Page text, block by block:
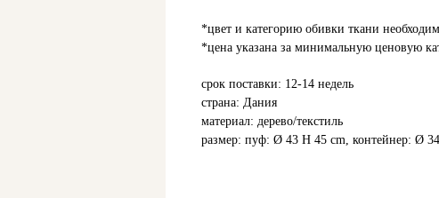
*цвет и категорию обивки ткани
*цена указана за минимальную ценовую
срок поставки: 12-14 недель
страна: Дания
материал: дерево/текстиль
размер: пуф: Ø 43 H 45 cm, контейнер: Ø